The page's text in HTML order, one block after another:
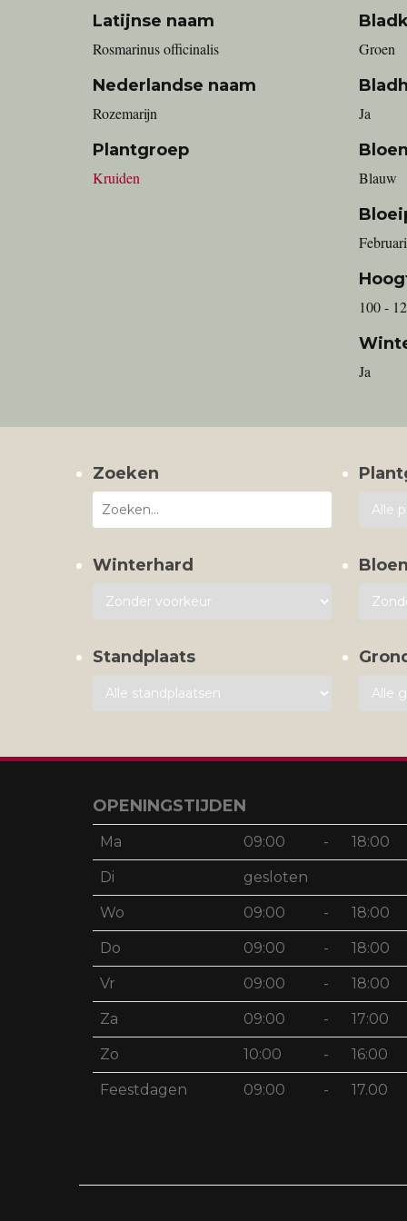
Latijnse naam
Rosmarinus officinalis
Nederlandse naam
rozemarijn
Plantgroep
Kruiden
Groen
Ja
Blauw
100 -
Ja
Zoeken
Winterhard
Standplaats
OPENINGSTIJDEN
Ma 09:00 - 18:00
Di gesloten
Wo 09:00 - 18:00
Do 09:00 - 18:00
Vr 09:00 - 18:00
Za 09:00 - 17:00
Zo 10:00 - 16:00
Feestdagen 09:00 - 17.00